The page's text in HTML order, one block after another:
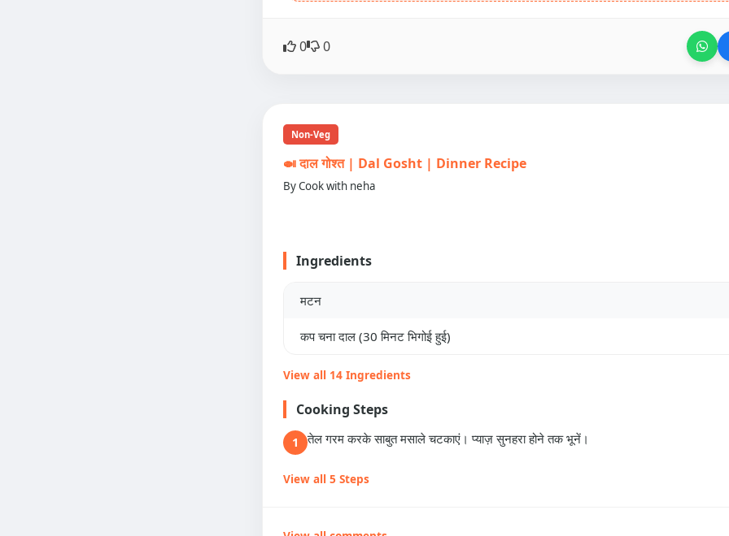
0 0
Non-Veg
🍛 दाल गोश्त | Dal Gosht | Dinner Recipe
By Cook with neha
Ingredients
मटन
कप चना दाल (30 मिनट भिगोई हुई)
View all 14 Ingredients
Cooking Steps
1 तेल गरम करके साबुत मसाले चटकाएं। प्याज़ सुनहरा होने तक भूनें।
View all 5 Steps